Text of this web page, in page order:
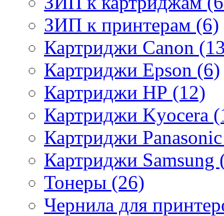
ЗИП к принтерам (6)
Картриджи Canon
Картриджи Epson (6)
Картриджи HP (12)
Картриджи Kyocera
Картриджи
Картриджи Samsung
Тонеры (26)
Чернила для